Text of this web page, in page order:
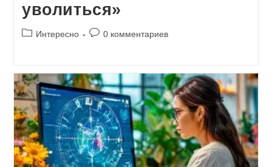
уволиться»
Рубрика
Интересно
Комментарии
0 комментариев